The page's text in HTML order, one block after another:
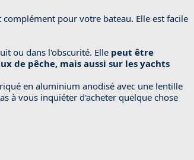
complément pour votre bateau. Elle est facile
ou dans l'obscurité. Elle peut être
de pêche, mais aussi sur les yachts
en aluminium anodisé avec une lentille
à vous inquiéter d'acheter quelque chose